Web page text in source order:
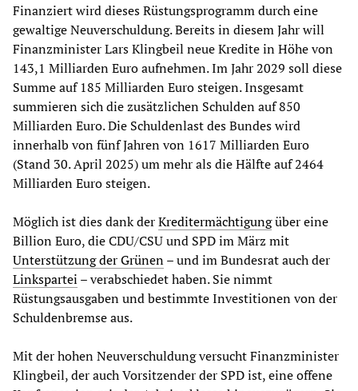
Finanziert wird dieses Rüstungsprogramm durch eine
gewaltige Neuverschuldung. Bereits in diesem Jahr will
Finanzminister Lars Klingbeil neue Kredite in Höhe von
143,1 Milliarden Euro aufnehmen. Im Jahr 2029 soll diese
Summe auf 185 Milliarden Euro steigen. Insgesamt
summieren sich die zusätzlichen Schulden auf 850
Milliarden Euro. Die Schuldenlast des Bundes wird
innerhalb von fünf Jahren von 1617 Milliarden Euro
(Stand 30. April 2025) um mehr als die Hälfte auf 2464
Milliarden Euro steigen.
Möglich ist dies dank derKreditermächtigungüber eine
Billion Euro, die CDU/CSU und SPD im März mit
Unterstützung der Grünen– und im Bundesrat auch der
Linkspartei – verabschiedet haben. Sie nimmt
Rüstungsausgaben und bestimmte Investitionen von der
Schuldenbremse aus.
Mit der hohen Neuverschuldung versucht Finanzminister
Klingbeil, der auch Vorsitzender der SPD ist, eine offene